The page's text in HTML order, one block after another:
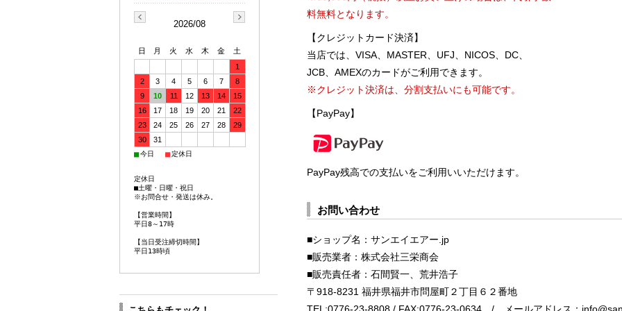
料無料となります。
【クレジットカード決済】
当店では、VISA、MASTER、UFJ、NICOS、DC、
JCB、AMEXのカードがご利用できます。
※クレジット決済は、分割支払いにも可能です。
【PayPay】
PayPay残高での支払いをご利用いいただけます。
お問い合わせ
■ショップ名：サンエイエアー.jp
■販売業者：株式会社三栄商会
■販売責任者：石間賢一、荒井浩子
〒918-8231 福井県福井市問屋町２丁目６２番地
TEL:0776-23-8808 / FAX:0776-23-0634 / メールアドレス：
2026/08
日 月 火 水 木 金
土
1
2
3 4 5 6 7
8
9
10 11 12 13 14
15
16
17 18 19 20 21
22
23
24 25 26 27 28
29
30
31
■今日 ■定休日
定休日
■土曜・日曜・祝日
※お問合せ・発送は休み。
【営業時間】
平日8～17時
【当日受注締切時間】
平日13時頃